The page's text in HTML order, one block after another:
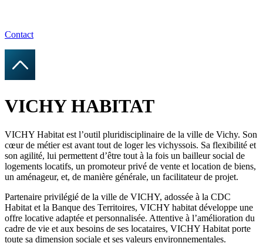
Contact
VICHY HABITAT
VICHY Habitat est l’outil pluridisciplinaire de la ville de Vichy. Son
cœur de métier est avant tout de loger les vichyssois. Sa flexibilité et
son agilité, lui permettent d’être tout à la fois un bailleur social de
logements locatifs, un promoteur privé de vente et location de biens,
un aménageur, et, de manière générale, un facilitateur de projet.
Partenaire privilégié de la ville de VICHY, adossée à la CDC
Habitat et la Banque des Territoires, VICHY habitat développe une
offre locative adaptée et personnalisée. Attentive à l’amélioration du
cadre de vie et aux besoins de ses locataires, VICHY Habitat porte
toute sa dimension sociale et ses valeurs environnementales.